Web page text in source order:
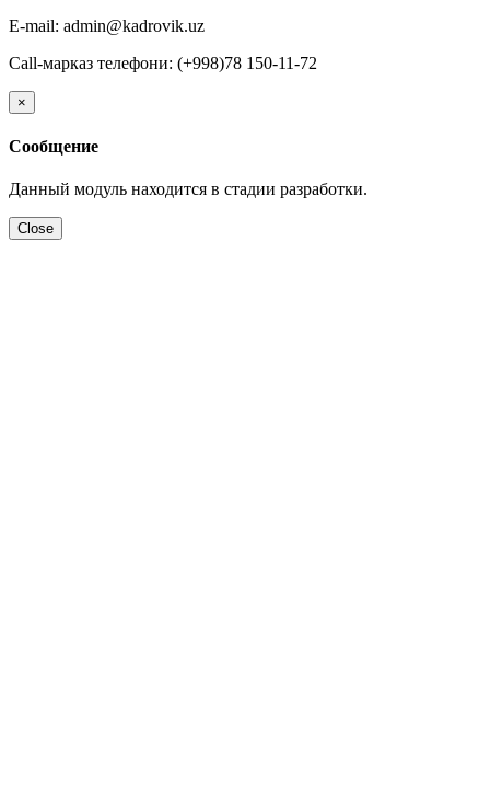
E-mail: admin@kadrovik.uz
Call-марказ телефони: (+998)78 150-11-72
×
Сообщение
Данный модуль находится в стадии разработки.
Close